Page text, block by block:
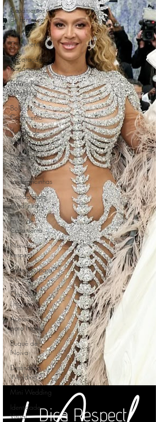
Casamentos
de Famosos
Pré
Casamento
Decoração de
Casamento
Ensaio Pré
Wedding
Bolo de
Casamento
Vestido de
Noiva
Daminhas &
Pajens
Lembrancinhas
Vestido para
Madrinha
Fotos de
Casamento
Noivos
Respect
Penteado para
Noiva
Chá de
Lingerie
Acessórios
para Noiva
Buquê de
Noiva
Destination
Wedding
Mini Wedding
Identidade
Visual